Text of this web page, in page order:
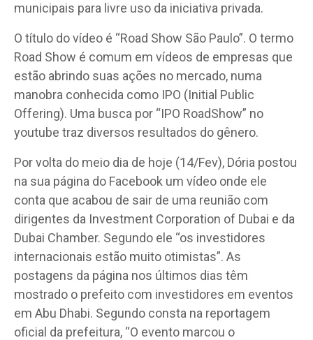
municipais para livre uso da iniciativa privada.
O título do vídeo é “Road Show São Paulo”. O termo
Road Show é comum em vídeos de empresas que
estão abrindo suas ações no mercado, numa
manobra conhecida como IPO (Initial Public
Offering). Uma busca por “IPO RoadShow” no
youtube traz diversos resultados do gênero.
Por volta do meio dia de hoje (14/Fev), Dória postou
na sua página do Facebook um vídeo onde ele
conta que acabou de sair de uma reunião com
dirigentes da Investment Corporation of Dubai e da
Dubai Chamber. Segundo ele “os investidores
internacionais estão muito otimistas”. As
postagens da página nos últimos dias têm
mostrado o prefeito com investidores em eventos
em Abu Dhabi. Segundo consta na reportagem
oficial da prefeitura, “O evento marcou o